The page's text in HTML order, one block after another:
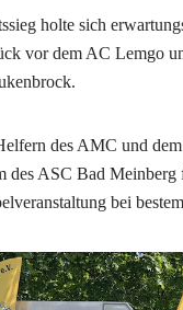
holte sich
vor dem AC Lemgo
des AMC und dem
des ASC Bad Meinberg
bei